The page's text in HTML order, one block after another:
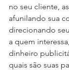
no seu cliente,
afunilando sua
direcionando
a quem
dinheiro
quais são suas